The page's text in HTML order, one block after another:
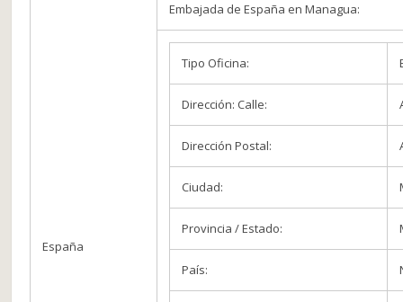
España
Embajada de España en Managua:
Tipo Oficina:
Dirección: Calle:
Dirección Postal:
Ciudad:
Provincia / Estado:
País: